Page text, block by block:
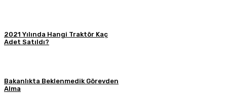
2021 Yılında Hangi Traktör Kaç
Adet Satıldı?
Bakanlıkta Beklenmedik Görevden
Alma